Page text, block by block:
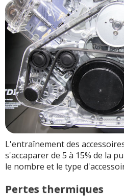
L'entraînement des
s'accaparer de 5 à 15% de la
le nombre et le type
Pertes thermiques